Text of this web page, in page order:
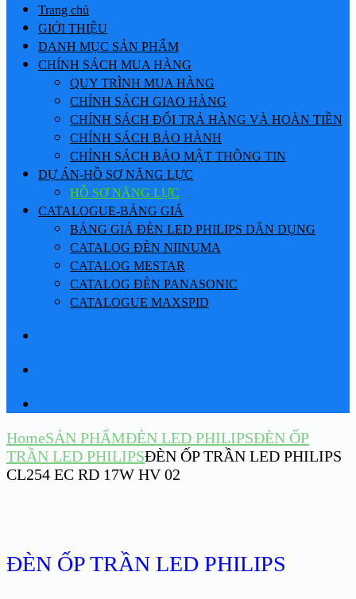
Trang chủ
GIỚI THIỆU
DANH MỤC SẢN PHẨM
CHÍNH SÁCH MUA HÀNG
QUY TRÌNH MUA HÀNG
CHÍNH SÁCH GIAO HÀNG
CHÍNH SÁCH ĐỔI TRẢ HÀNG VÀ HOÀN TIỀN
CHÍNH SÁCH BẢO HÀNH
CHÍNH SÁCH BẢO MẬT THÔNG TIN
DỰ ÁN-HỒ SƠ NĂNG LỰC
HỒ SƠ NĂNG LỰC
CATALOGUE-BẢNG GIÁ
BẢNG GIÁ ĐÈN LED PHILIPS DÂN DỤNG
CATALOG ĐÈN NIINUMA
CATALOG MESTAR
CATALOG ĐÈN PANASONIC
CATALOGUE MAXSPID
HomeSẢN PHẨMĐÈN LED PHILIPSĐÈN ỐP
TRẦN LED PHILIPSĐÈN ỐP TRẦN LED PHILIPS
CL254 EC RD 17W HV 02
ĐÈN ỐP TRẦN LED PHILIPS